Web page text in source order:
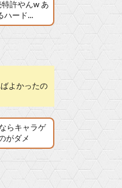
許やんw あ
ハード...
よかったの
らキャラゲ
がダメ